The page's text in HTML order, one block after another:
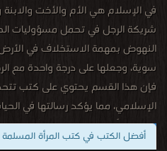
الفهرس
اضف كتاب
شريكة الرجل في تحمل مسؤوليات
النهوض بمهمة الاستخلاف في الأرض،
سوية، وجعلها على درجة واحدة مع
فإن هذا القسم يحتوي على كتب
الإسلامي، مما يؤكد رسالتها في
كتب المرأة المسلمة في القرآن
. أفضل الكتب في كتب المرأة المسلمة
عرض كتب المرأة المسلمة في القرآن